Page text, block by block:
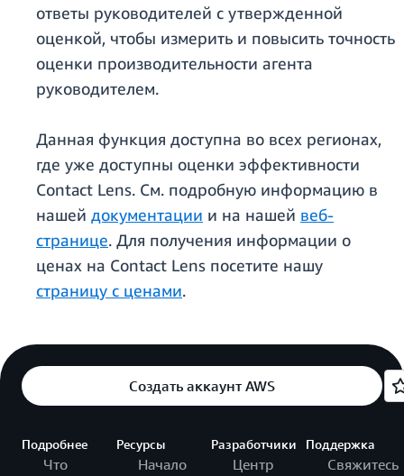
ответы руководителей с утвержденной
оценкой, чтобы измерить и повысить точность
оценки производительности агента
руководителем.
Данная функция доступна во всех регионах,
где уже доступны оценки эффективности
Contact Lens. См. подробную информацию в
нашей документации и на нашей веб-
странице. Для получения информации о
ценах на Contact Lens посетите нашу
страницу с ценами.
Создать аккаунт AWS
Подробнее
Что
Ресурсы
Начало
Разработчики
Центр
Поддержка
Свяжитесь